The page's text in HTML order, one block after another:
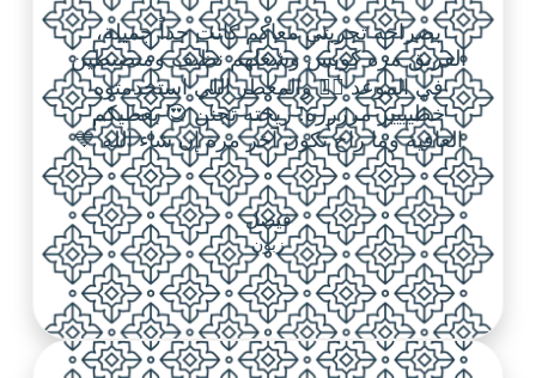
بصراحة تجربتي معاكم كانت جداً جميلة،
الفريق مره كويس وشغلهم نظيف ومنضبطين
في الموعد 👌🏼 والمعطر اللي استخدمتوه
خطيييير مرررره! ريحته تجنن 😍 يعطيكم
العافية وما راح تكون آخر مرة إن شاء الله 💙
فيصل
زبون